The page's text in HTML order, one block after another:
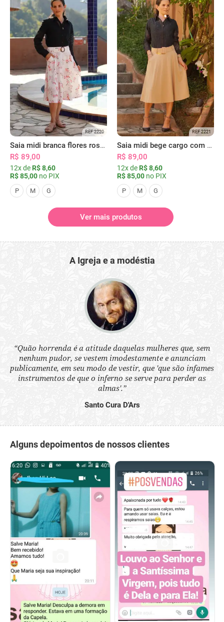
REF 2220
Saia midi branca flores rosas com bolsos
R$ 89,00
12x de R$ 8,60
R$ 85,00 no PIX
P M G
REF 2221
Saia midi bege cargo com bolsos
R$ 89,00
12x de R$ 8,60
R$ 85,00 no PIX
P M G
Ver mais produtos
A Igreja e a modéstia
“Quão horrenda é a atitude daquelas mulheres que, sem
nenhum pudor, se vestem imodestamente e anunciam
publicamente, em seu modo de vestir, que 'que são infames
instrumentos de que o inferno se serve para perder as
almas'.”
Santo Cura D'Ars
Alguns depoimentos de nossos clientes